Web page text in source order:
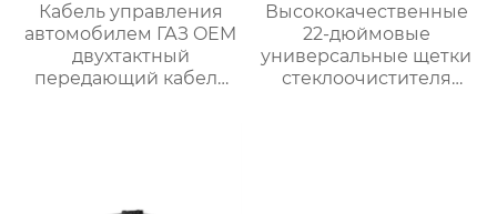
Кабель управления
автомобилем ГАЗ OEM
двухтактный
передающий кабель
Высококачественные
22-дюймовые
универсальные щетки
стеклоочистителя